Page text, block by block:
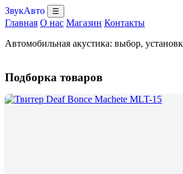
ЗвукАвто ☰
Главная О нас Магазин Контакты
Автомобильная акустика: выбор,
Подборка товаров